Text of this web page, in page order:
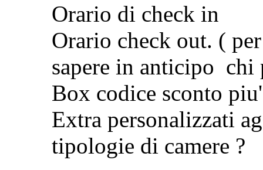
Orario di check in
Orario check out. (
sapere in anticipo chi
Box codice sconto
Extra personalizzati
tipologie di camere ?